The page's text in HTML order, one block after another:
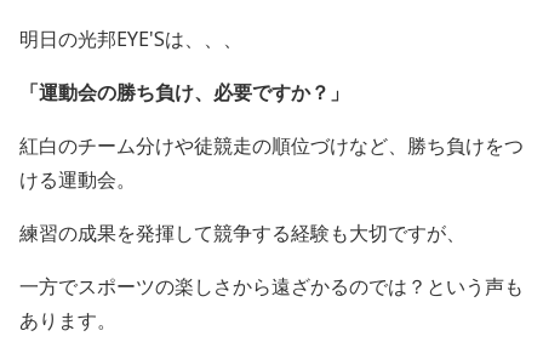
明日の光邦EYE'Sは、、、
「運動会の勝ち負け、必要ですか？ 」
紅白のチーム分けや徒競走の順位づけなど、勝ち負けをつ
ける運動会。
練習の成果を発揮して競争する経験も大切ですが、
一方でスポーツの楽しさから遠ざかるのでは？という声も
あります。